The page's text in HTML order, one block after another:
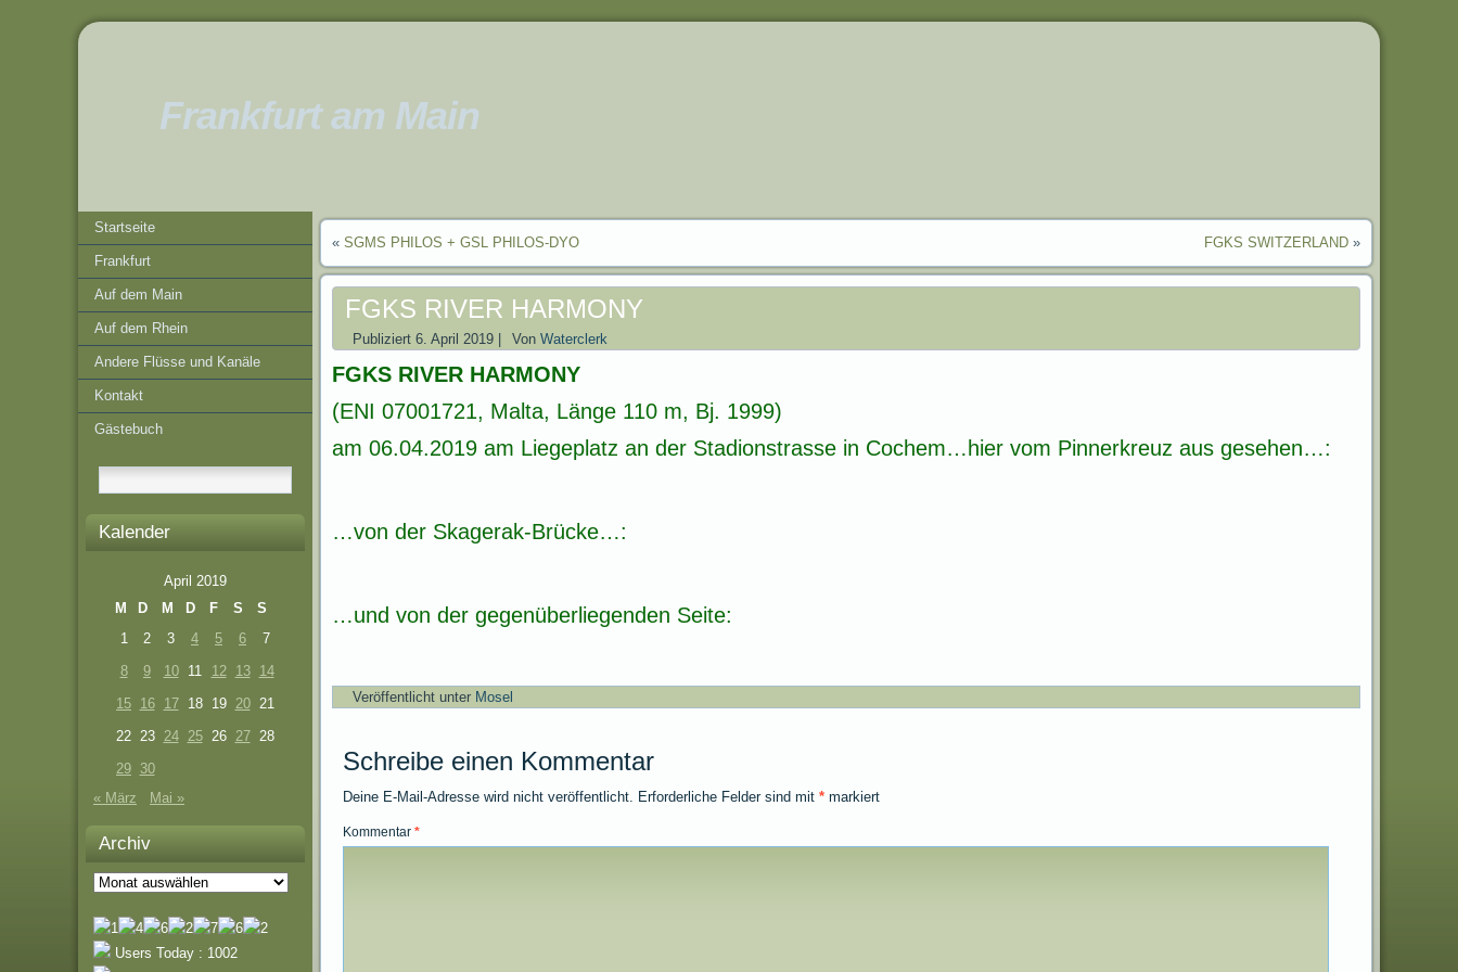
Frankfurt am Main
Startseite
Frankfurt
Auf dem Main
Auf dem Rhein
Andere Flüsse und Kanäle
Kontakt
Gästebuch
Kalender
April 2019
M
D M D F S
S
1
2 3 4 5 6
7
8
9 10 11 12 13
14
15 16 17 18 19 20 21
22 23 24 25 26 27 28
29 30
« März
Mai »
Archiv
Archiv
Users Today : 1002
« SGMS PHILOS + GSL PHILOS-DYO FGKS SWITZERLAND »
FGKS RIVER HARMONY
Publiziert 6. April 2019 Von Waterclerk
FGKS RIVER HARMONY
(ENI 07001721, Malta, Länge 110 m, Bj. 1999)
am 06.04.2019 am Liegeplatz an der Stadionstrasse in Cochem…hier vom Pinnerkreuz aus gesehen…:
…von der Skagerak-Brücke…:
…und von der gegenüberliegenden Seite:
Veröffentlicht unter Mosel
Schreibe einen Kommentar
Deine E-Mail-Adresse wird nicht veröffentlicht. Erforderliche Felder sind mit * markiert
Kommentar *